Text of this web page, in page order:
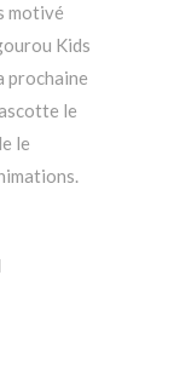
motivé
Kids
prochaine
le
le